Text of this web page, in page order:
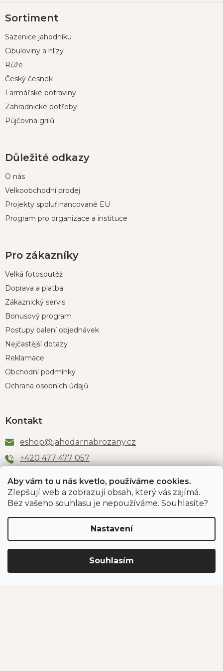
Aby vám to u nás kvetlo, používáme cookies.
Zlepšují web a zobrazují obsah, který vás zajímá.
Bez vašeho souhlasu je nepoužíváme. Souhlasíte?
Nastavení
Souhlasím
á
a
Sortiment
Sazenice jahodníku
Cibuloviny a hlízy
Růže
Český česnek
Farmářské potraviny
Zahradnické potřeby
Půjčovna grilů
Důležité odkazy
O nás
Velkoobchodní prodej
Projekty spolufinancované EU
Program pro organizace a instituce
Pro zákazníky
Velká fotosoutěž
Doprava a platba
Zákaznický servis
Bonusový program
Postupy balení objednávek
Nejčastější dotazy
Reklamace
Obchodní podmínky
Ochrana osobních údajů
Kontakt
eshop@jahodarnabrozany.cz
+420 477 477 057
Odběr newsletteru
PŘIHLÁSIT SE